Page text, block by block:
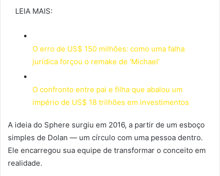
LEIA MAIS:
O erro de US$ 150 milhões: como uma falha
jurídica forçou o remake de ‘Michael’
O confronto entre pai e filha que abalou um
império de US$ 18 trilhões em investimentos
A ideia do Sphere surgiu em 2016, a partir de um esboço
simples de Dolan — um círculo com uma pessoa dentro.
Ele encarregou sua equipe de transformar o conceito em
realidade.